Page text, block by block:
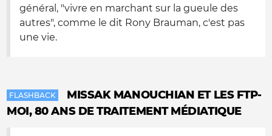
général, "vivre en marchant sur la gueule des
autres", comme le dit Rony Brauman, c'est pas
une vie.
FLASHBACK
MISSAK MANOUCHIAN ET LES FTP-
MOI, 80 ANS DE TRAITEMENT MÉDIATIQUE